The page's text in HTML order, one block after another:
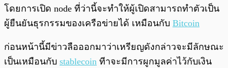
โดยการเปิด node ที่ว่านี้จะทำให้ผู้เปิดสามารถทำตัวเป็น
ผู้ยืนยันธุรกรรมของเครือข่ายได้ เหมือนกับ Bitcoin
ก่อนหน้านี้มีข่าวลือออกมาว่าเหรียญดังกล่าวจะมีลักษณะ
เป็นเหมือนกับ stablecoin ทีาจะมีการผูกมูลค่าไว้กับเงิน